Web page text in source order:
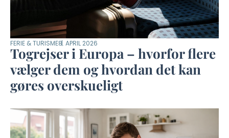
FERIE & TURISME8. APRIL 2026
Togrejser i Europa – hvorfor flere
vælger dem og hvordan det kan
gøres overskueligt